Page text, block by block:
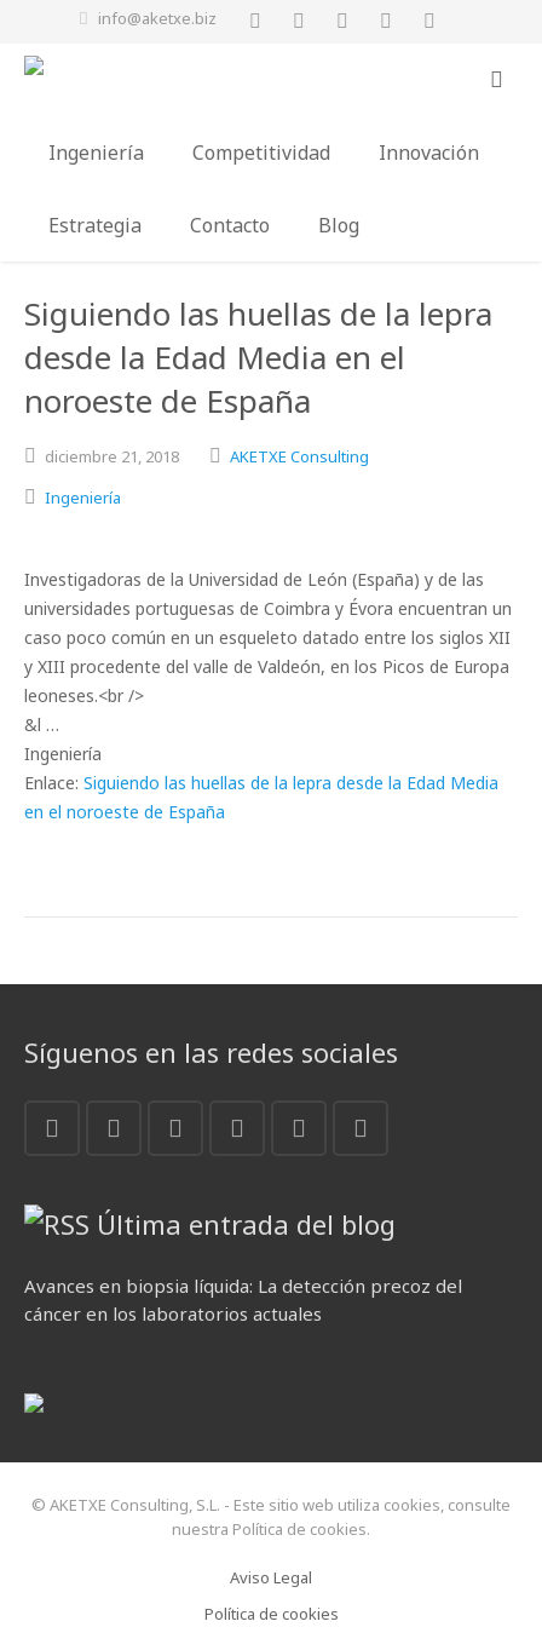
info@aketxe.biz
Ingeniería Competitividad Innovación
Estrategia Contacto Blog
Siguiendo las huellas de la lepra
desde la Edad Media en el
noroeste de España
diciembre 21, 2018
AKETXE Consulting
Ingeniería
Investigadoras de la Universidad de León (España) y de las
universidades portuguesas de Coimbra y Évora encuentran un
caso poco común en un esqueleto datado entre los siglos XII
y XIII procedente del valle de Valdeón, en los Picos de Europa
leoneses.<br />
&l …
Ingeniería
Enlace: Siguiendo las huellas de la lepra desde la Edad Media
en el noroeste de España
Síguenos en las redes sociales
Última entrada del blog
Avances en biopsia líquida: La detección precoz del
cáncer en los laboratorios actuales
© AKETXE Consulting, S.L. - Este sitio web utiliza cookies, consulte
nuestra Política de cookies.
Aviso Legal
Política de cookies